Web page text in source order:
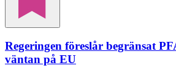
Regeringen föreslår begränsat
väntan på EU